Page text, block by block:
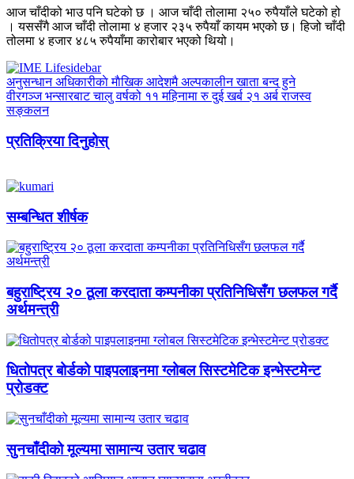
आज चाँदीको भाउ पनि घटेको छ । आज चाँदी तोलामा २५० रुपैयाँले घटेको हो
। यससँगै आज चाँदी तोलामा ४ हजार २३५ रुपैयाँ कायम भएको छ। हिजो चाँदी
तोलमा ४ हजार ४८५ रुपैयाँमा कारोबार भएको थियो।
अनुसन्धान अधिकारीकाे माैखिक आदेशमै अल्पकालीन खाता बन्द हुने
वीरगञ्ज भन्सारबाट चालु वर्षको ११ महिनामा रु दुई खर्ब २१ अर्ब राजस्व
सङ्कलन
प्रतिक्रिया दिनुहोस्
सम्बन्धित शीर्षक
बहुराष्ट्रिय २० ठूला करदाता कम्पनीका प्रतिनिधिसँग छलफल गर्दै
अर्थमन्त्री
धितोपत्र बोर्डको पाइपलाइनमा ग्लोबल सिस्टमेटिक इन्भेस्टमेन्ट
प्रोडक्ट
सुनचाँदीको मूल्यमा सामान्य उतार चढाव